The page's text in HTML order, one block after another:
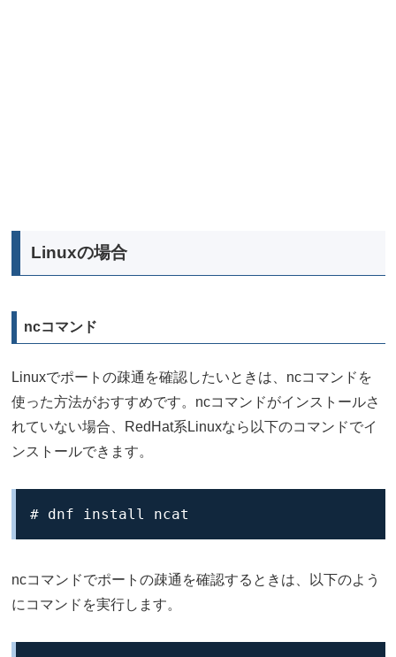
Linuxの場合
ncコマンド
Linuxでポートの疎通を確認したいときは、ncコマンドを
使った方法がおすすめです。ncコマンドがインストールさ
れていない場合、RedHat系Linuxなら以下のコマンドでイ
ンストールできます。
# dnf install ncat
ncコマンドでポートの疎通を確認するときは、以下のよう
にコマンドを実行します。